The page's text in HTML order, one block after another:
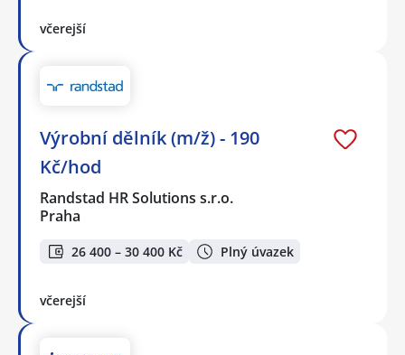
včerejší
Výrobní dělník (m/ž) - 190
Kč/hod
Randstad HR Solutions s.r.o.
Praha
26 400 – 30 400 Kč Plný úvazek
včerejší